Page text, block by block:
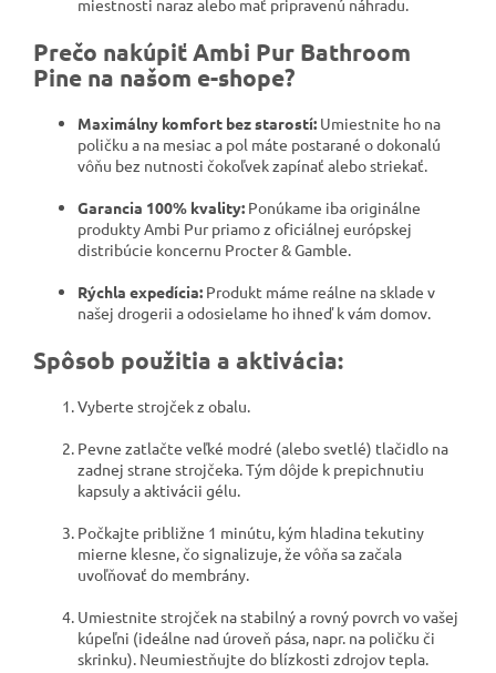
miestnosti naraz alebo mať pripravenú náhradu.
Prečo nakúpiť Ambi Pur Bathroom
Pine na našom e-shope?
Maximálny komfort bez starostí: Umiestnite ho na
poličku a na mesiac a pol máte postarané o dokonalú
vôňu bez nutnosti čokoľvek zapínať alebo striekať.
Garancia 100% kvality: Ponúkame iba originálne
produkty Ambi Pur priamo z oficiálnej európskej
distribúcie koncernu Procter & Gamble.
Rýchla expedícia: Produkt máme reálne na sklade v
našej drogerii a odosielame ho ihneď k vám domov.
Spôsob použitia a aktivácia:
Vyberte strojček z obalu.
Pevne zatlačte veľké modré (alebo svetlé) tlačidlo na
zadnej strane strojčeka. Tým dôjde k prepichnutiu
kapsuly a aktivácii gélu.
Počkajte približne 1 minútu, kým hladina tekutiny
mierne klesne, čo signalizuje, že vôňa sa začala
uvoľňovať do membrány.
Umiestnite strojček na stabilný a rovný povrch vo vašej
kúpeľni (ideálne nad úroveň pása, napr. na poličku či
skrinku). Neumiestňujte do blízkosti zdrojov tepla.